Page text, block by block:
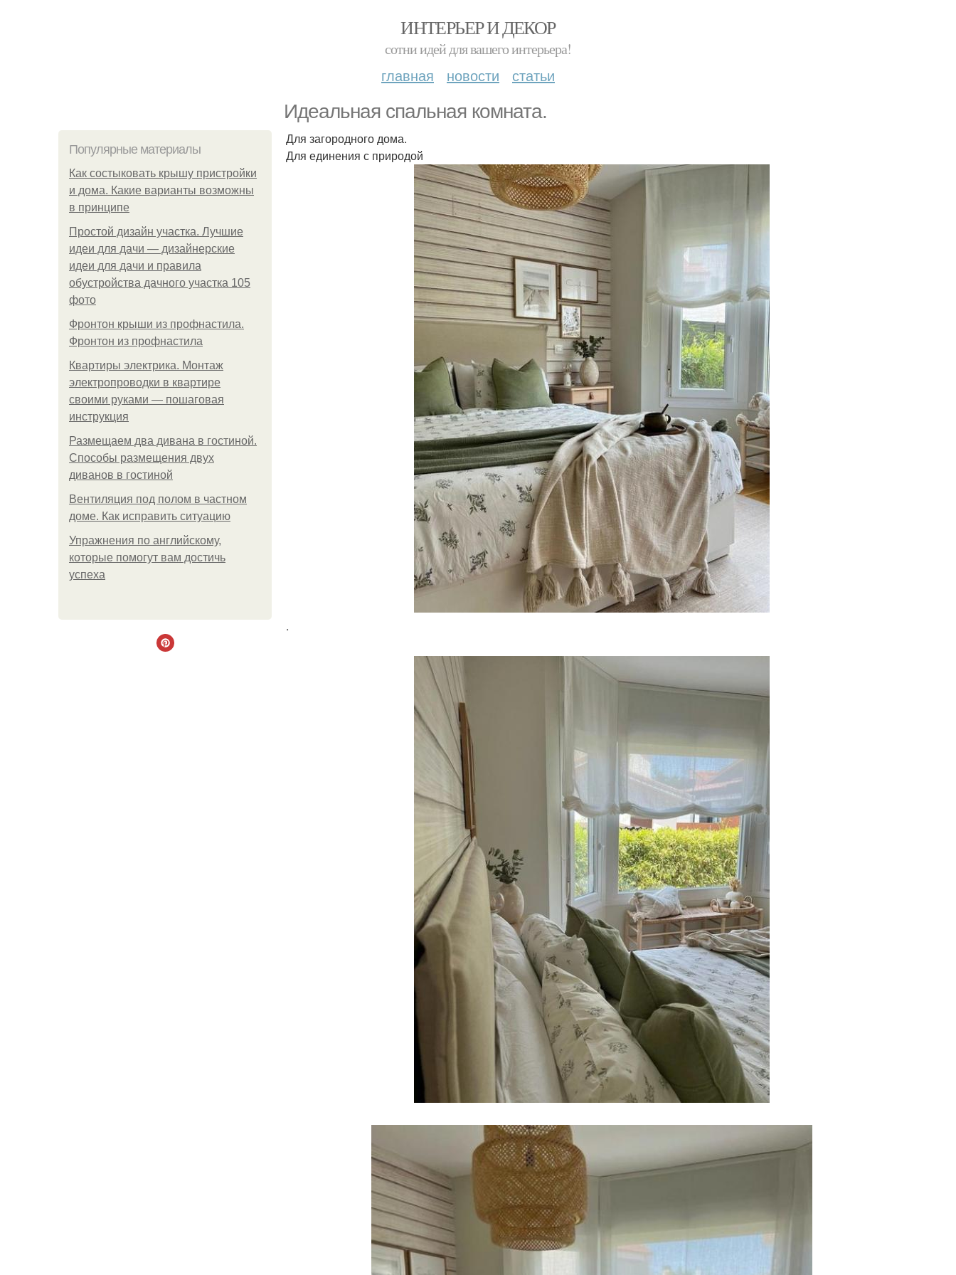
ИНТЕРЬЕР И ДЕКОР
сотни идей для вашего интерьера!
главная новости статьи
Идеальная спальная комната.
Популярные материалы
Как состыковать крышу пристройки
и дома. Какие варианты возможны
в принципе
Простой дизайн участка. Лучшие
идеи для дачи — дизайнерские
идеи для дачи и правила
обустройства дачного участка 105
фото
Фронтон крыши из профнастила.
Фронтон из профнастила
Квартиры электрика. Монтаж
электропроводки в квартире
своими руками — пошаговая
инструкция
Размещаем два дивана в гостиной.
Способы размещения двух
диванов в гостиной
Вентиляция под полом в частном
доме. Как исправить ситуацию
Упражнения по английскому,
которые помогут вам достичь
успеха
Для загородного дома.
Для единения с природой
.